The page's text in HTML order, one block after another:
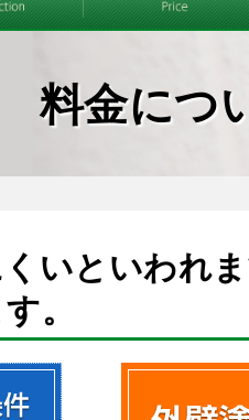
料金につ
いといわれま
。